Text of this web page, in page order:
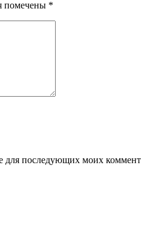
помечены *
для последующих моих